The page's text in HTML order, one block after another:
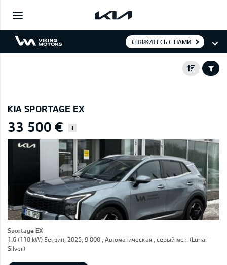
СВЯЖИТЕСЬ С НАМИ
KIA SPORTAGE EX
33 500 € i
Sportage EX
1.6 (110 kW) Бензин, 2025, 9 000 , Автоматическая , серый мет. (Lunar
Silver)